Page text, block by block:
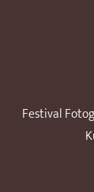
Festival